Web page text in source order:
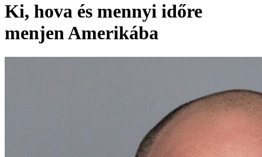
Ki, hova és mennyi időre
menjen Amerikába